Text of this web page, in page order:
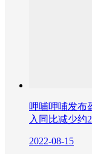
呷哺呷哺发布
入同比减少约
2022-08-15